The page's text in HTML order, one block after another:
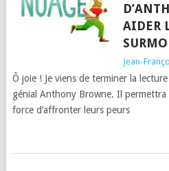
AIDER
Jean-
Ô joie ! Je viens de terminer la
génial Anthony Browne. Il
force d’affronter leurs peurs